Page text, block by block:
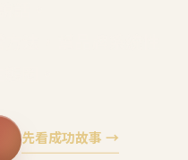
先看成功故事 →